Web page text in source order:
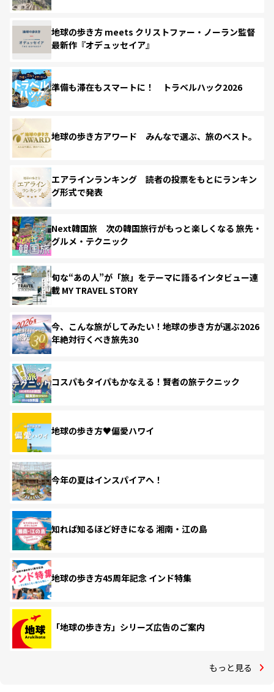
地球の歩き方 meets クリストファー・ノーラン監督
最新作『オデュッセイア』
準備も滞在もスマートに！ トラベルハック2026
地球の歩き方アワード みんなで選ぶ、旅のベスト。
エアラインランキング 読者の投票をもとにランキン
グ形式で発表
Next韓国旅 次の韓国旅行がもっと楽しくなる 旅先・
グルメ・テクニック
旬な“あの人”が「旅」をテーマに語るインタビュー連
載 MY TRAVEL STORY
今、こんな旅がしてみたい！地球の歩き方が選ぶ2026
年絶対行くべき旅先30
コスパもタイパもかなえる！賢者の旅テクニック
地球の歩き方♥偏愛ハワイ
今年の夏はインスパイアへ！
知れば知るほど好きになる 湘南・江の島
地球の歩き方45周年記念 インド特集
「地球の歩き方」シリーズ広告のご案内
もっと見る